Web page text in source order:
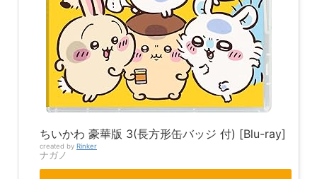
ちいかわ 豪華版 3(長方形缶バッジ 付) [Blu-ray]
created by Rinker
ナガノ